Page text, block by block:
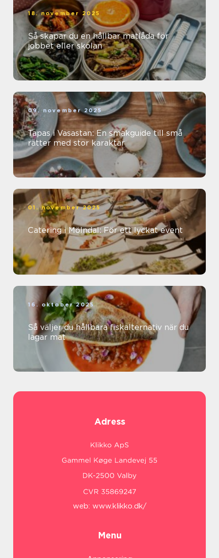
18. november 2025
Så skapar du en hållbar matlåda för
jobbet eller skolan
09. november 2025
Tapas i Vasastan: En smakguide till små
rätter med stor karaktär
01. november 2025
Catering i Mölndal: För ett lyckat event
16. oktober 2025
Så väljer du hållbara fiskalternativ när du
lagar mat
Adress
web: www.klikko.dk/
Menu